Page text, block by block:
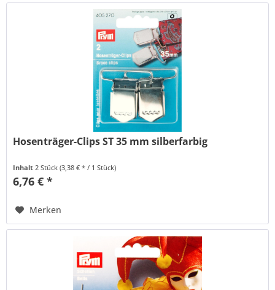
Hosenträger-Clips ST 35 mm silberfarbig
Inhalt 2 Stück(3,38 € * / 1 Stück)
6,76 € *
Merken